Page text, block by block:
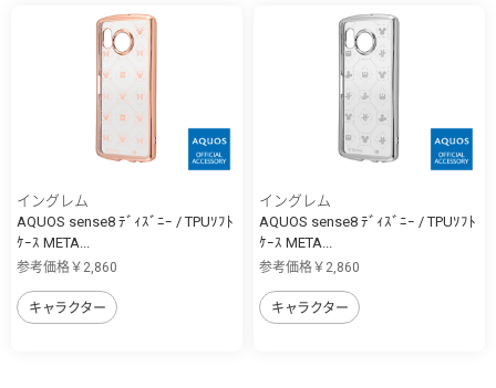
イングレム
AQUOS sense8 ﾃﾞｨｽﾞﾆｰ / TPUｿﾌﾄ
ｹｰｽ META...
参考価格￥2,860
キャラクター
イングレム
AQUOS sense8 ﾃﾞｨｽﾞﾆｰ / TPUｿﾌﾄ
ｹｰｽ META...
参考価格￥2,860
キャラクター